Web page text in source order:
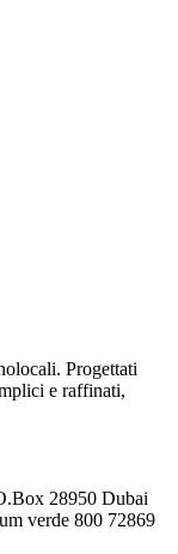
Progettati
e raffinati,
28950 Dubai
verde 800 72869